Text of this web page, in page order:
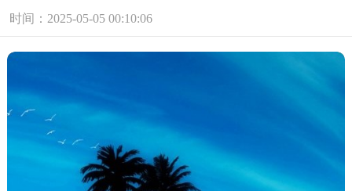
时间：2025-05-05 00:10:06